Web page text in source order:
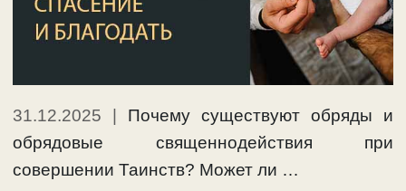
31.12.2025
Почему существуют обряды и
обрядовые священнодействия при
совершении Таинств? Может ли …